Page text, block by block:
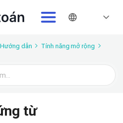
Hướng dẫn
Tính năng mở rộng
từ